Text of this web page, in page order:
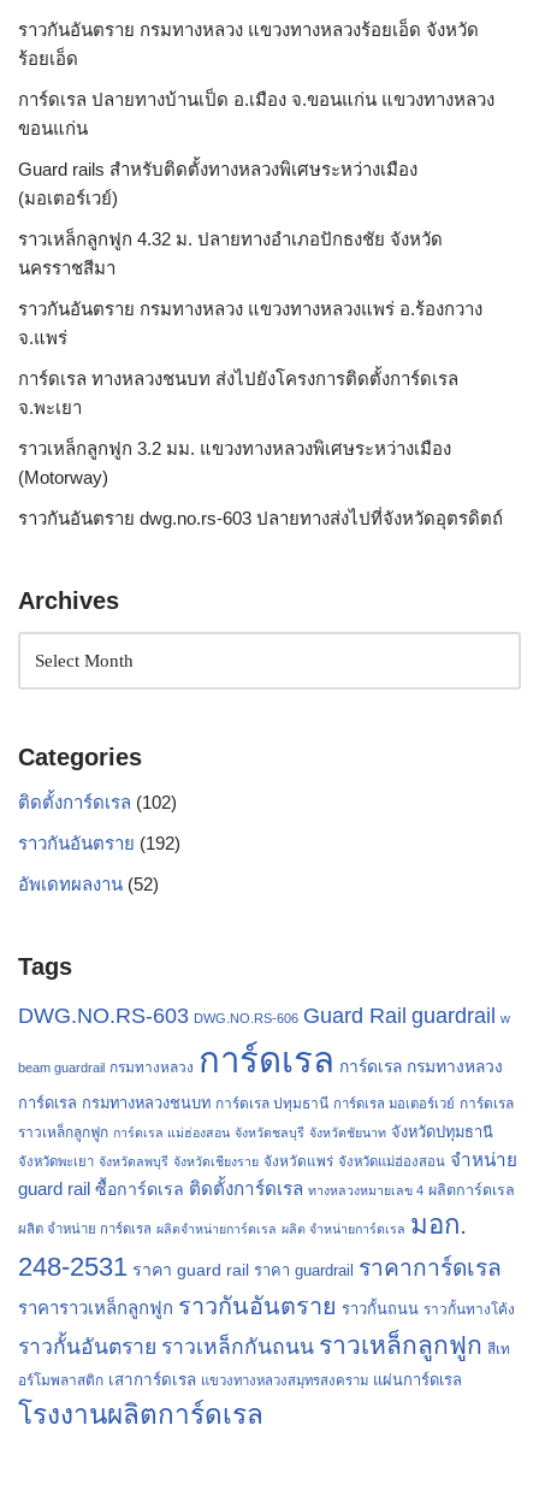
ราวกันอันตราย กรมทางหลวง แขวงทางหลวงร้อยเอ็ด จังหวัด
ร้อยเอ็ด
การ์ดเรล ปลายทางบ้านเป็ด อ.เมือง จ.ขอนแก่น แขวงทางหลวง
ขอนแก่น
Guard rails สำหรับติดตั้งทางหลวงพิเศษระหว่างเมือง
(มอเตอร์เวย์)
ราวเหล็กลูกฟูก 4.32 ม. ปลายทางอำเภอปักธงชัย จังหวัด
นครราชสีมา
ราวกันอันตราย กรมทางหลวง แขวงทางหลวงแพร่ อ.ร้องกวาง
จ.แพร่
การ์ดเรล ทางหลวงชนบท ส่งไปยังโครงการติดตั้งการ์ดเรล
จ.พะเยา
ราวเหล็กลูกฟูก 3.2 มม. แขวงทางหลวงพิเศษระหว่างเมือง
(Motorway)
ราวกันอันตราย dwg.no.rs-603 ปลายทางส่งไปที่จังหวัดอุตรดิตถ์
Archives
Categories
ติดตั้งการ์ดเรล (102)
ราวกันอันตราย (192)
อัพเดทผลงาน (52)
Tags
DWG.NO.RS-603 DWG.NO.RS-606 Guard Rail guardrail w
beam guardrail กรมทางหลวง การ์ดเรล การ์ดเรล กรมทางหลวง
การ์ดเรล กรมทางหลวงชนบท การ์ดเรล ปทุมธานี การ์ดเรล มอเตอร์เวย์ การ์ดเรล
ราวเหล็กลูกฟูก การ์ดเรล แม่ฮ่องสอน จังหวัดชลบุรี จังหวัดชัยนาท จังหวัดปทุมธานี
จังหวัดพะเยา จังหวัดลพบุรี จังหวัดเชียงราย จังหวัดแพร่ จังหวัดแม่ฮ่องสอน จำหน่าย
guard rail ซื้อการ์ดเรล ติดตั้งการ์ดเรล ทางหลวงหมายเลข 4 ผลิตการ์ดเรล
ผลิต จำหน่าย การ์ดเรล ผลิตจำหน่ายการ์ดเรล ผลิต จำหน่ายการ์ดเรล มอก.
248-2531 ราคา guard rail ราคา guardrail ราคาการ์ดเรล
ราคาราวเหล็กลูกฟูก ราวกันอันตราย ราวกั้นถนน ราวกั้นทางโค้ง
ราวกั้นอันตราย ราวเหล็กกันถนน ราวเหล็กลูกฟูก สีเท
อร์โมพลาสติก เสาการ์ดเรล แขวงทางหลวงสมุทรสงคราม แผ่นการ์ดเรล
โรงงานผลิตการ์ดเรล